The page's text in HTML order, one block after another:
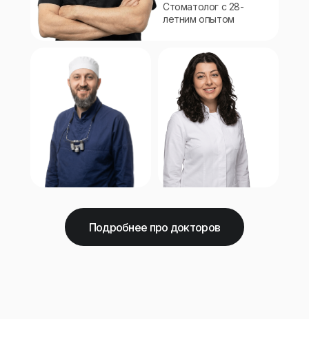
Стоматолог с 28-
летним опытом
Подробнее про докторов